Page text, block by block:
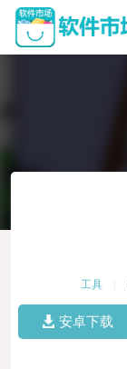
工具
安卓下载